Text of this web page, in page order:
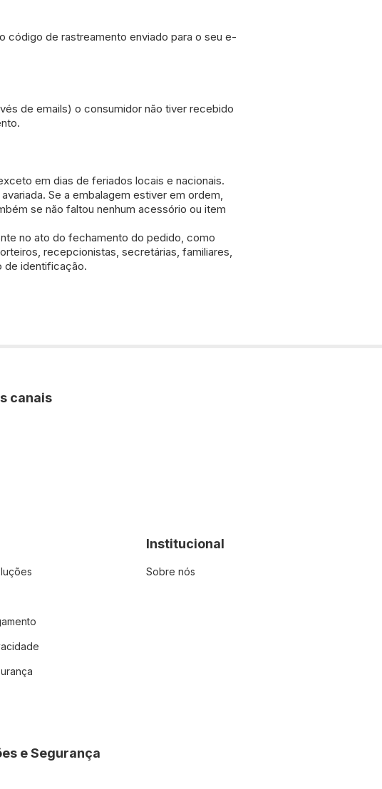
código de rastreamento enviado para o seu e-
de emails) o consumidor não tiver recebido
em dias de feriados locais e nacionais.
Se a embalagem estiver em ordem,
se não faltou nenhum acessório ou item
no ato do fechamento do pedido, como
recepcionistas, secretárias, familiares,
de identificação.
canais
Institucional
Sobre nós
e Segurança